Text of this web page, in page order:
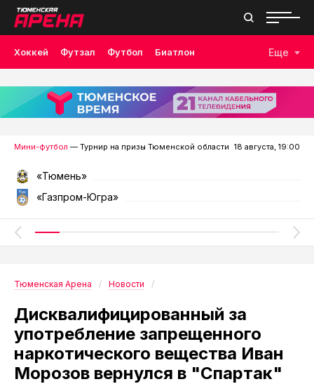
Хоккей Футзал Футбол Биатлон
Лыжные гонки Волейбол Плавание Дзюдо
Скалолазание Велоспорт Бокс
Еще
Мини-футбол — Турнир на призы Тюменской области 18 августа, 19:00
«Тюмень»
«Газпром-Югра»
Тюменская Арена Новости
Дисквалифицированный за
употребление запрещенного
наркотического вещества Иван
Морозов вернулся в "Спартак"